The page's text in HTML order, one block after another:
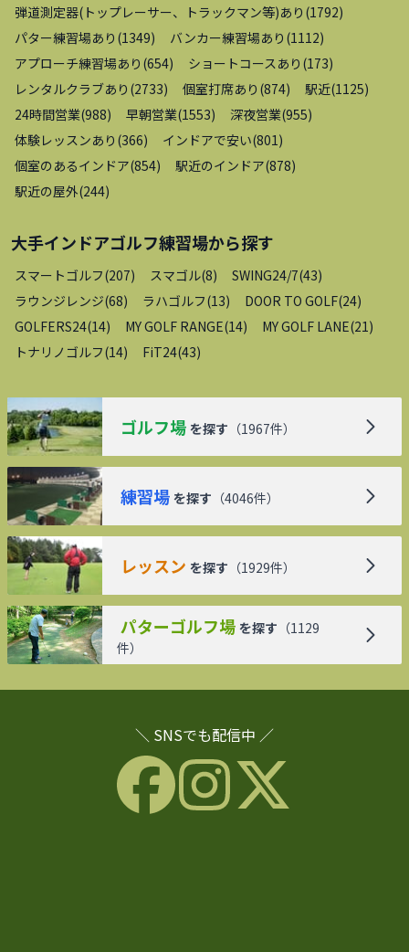
弾道測定器(トップレーサー、トラックマン等)あり (1792)
パター練習場あり (1349) バンカー練習場あり (1112)
アプローチ練習場あり (654) ショートコースあり (173)
レンタルクラブあり (2733) 個室打席あり (874) 駅近(1125)
24時間営業(988) 早朝営業(1553) 深夜営業(955)
体験レッスンあり (366) インドアで安い(801 )
個室のあるインドア(854) 駅近のインドア(878)
駅近の屋外(244)
大手インドアゴルフ練習場から探す
スマートゴルフ(207) スマゴル(8) SWING24/7(43)
ラウンジレンジ(68) ラハゴルフ(13) DOOR TO GOLF(24)
GOLFERS24(14) MY GOLF RANGE(14) MY GOLF LANE(21 )
トナリノゴルフ(14) FiT24(43)
ゴルフ場 を探す （1967件）
練習場 を探す （4046件）
レッスン を探す （1929件）
パターゴルフ場 を探す （1129
件）
＼ SNSでも配信中 ／